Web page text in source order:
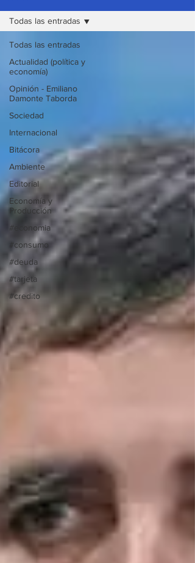
Todas las entradas
Actualidad (política y
economía)
Opinión - Emiliano
Damonte Taborda
Sociedad
Internacional
Bitácora
Ambiente
Editorial
Economía y
Producción
#economia
#consumo
#deuda
#tarjeta
#credito
Todas las entradas